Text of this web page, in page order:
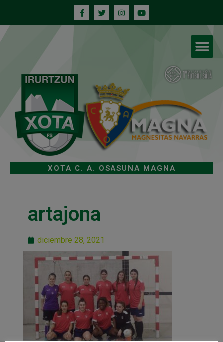
XOTA C. A. OSASUNA MAGNA
artajona
diciembre 28, 2021